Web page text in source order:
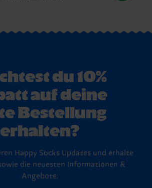
du 10%
auf deine
Bestellung
erhalten?
Happy Socks Updates und erhalte
die neuesten Informationen &
Angebote.